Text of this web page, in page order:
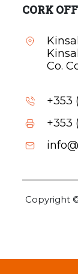
CORK
Co.
+353
+353
Copyright